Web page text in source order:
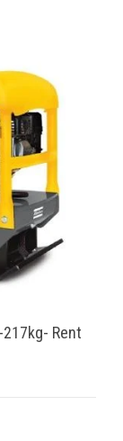
Rent